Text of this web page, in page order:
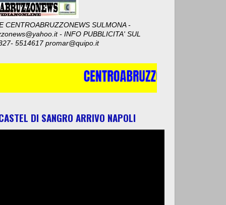
CENTROABRUZZONEWS SULMONA -
- INFO PUBBLICITA' SUL
5514617 promar@quipo.it
DI SANGRO ARRIVO NAPOLI